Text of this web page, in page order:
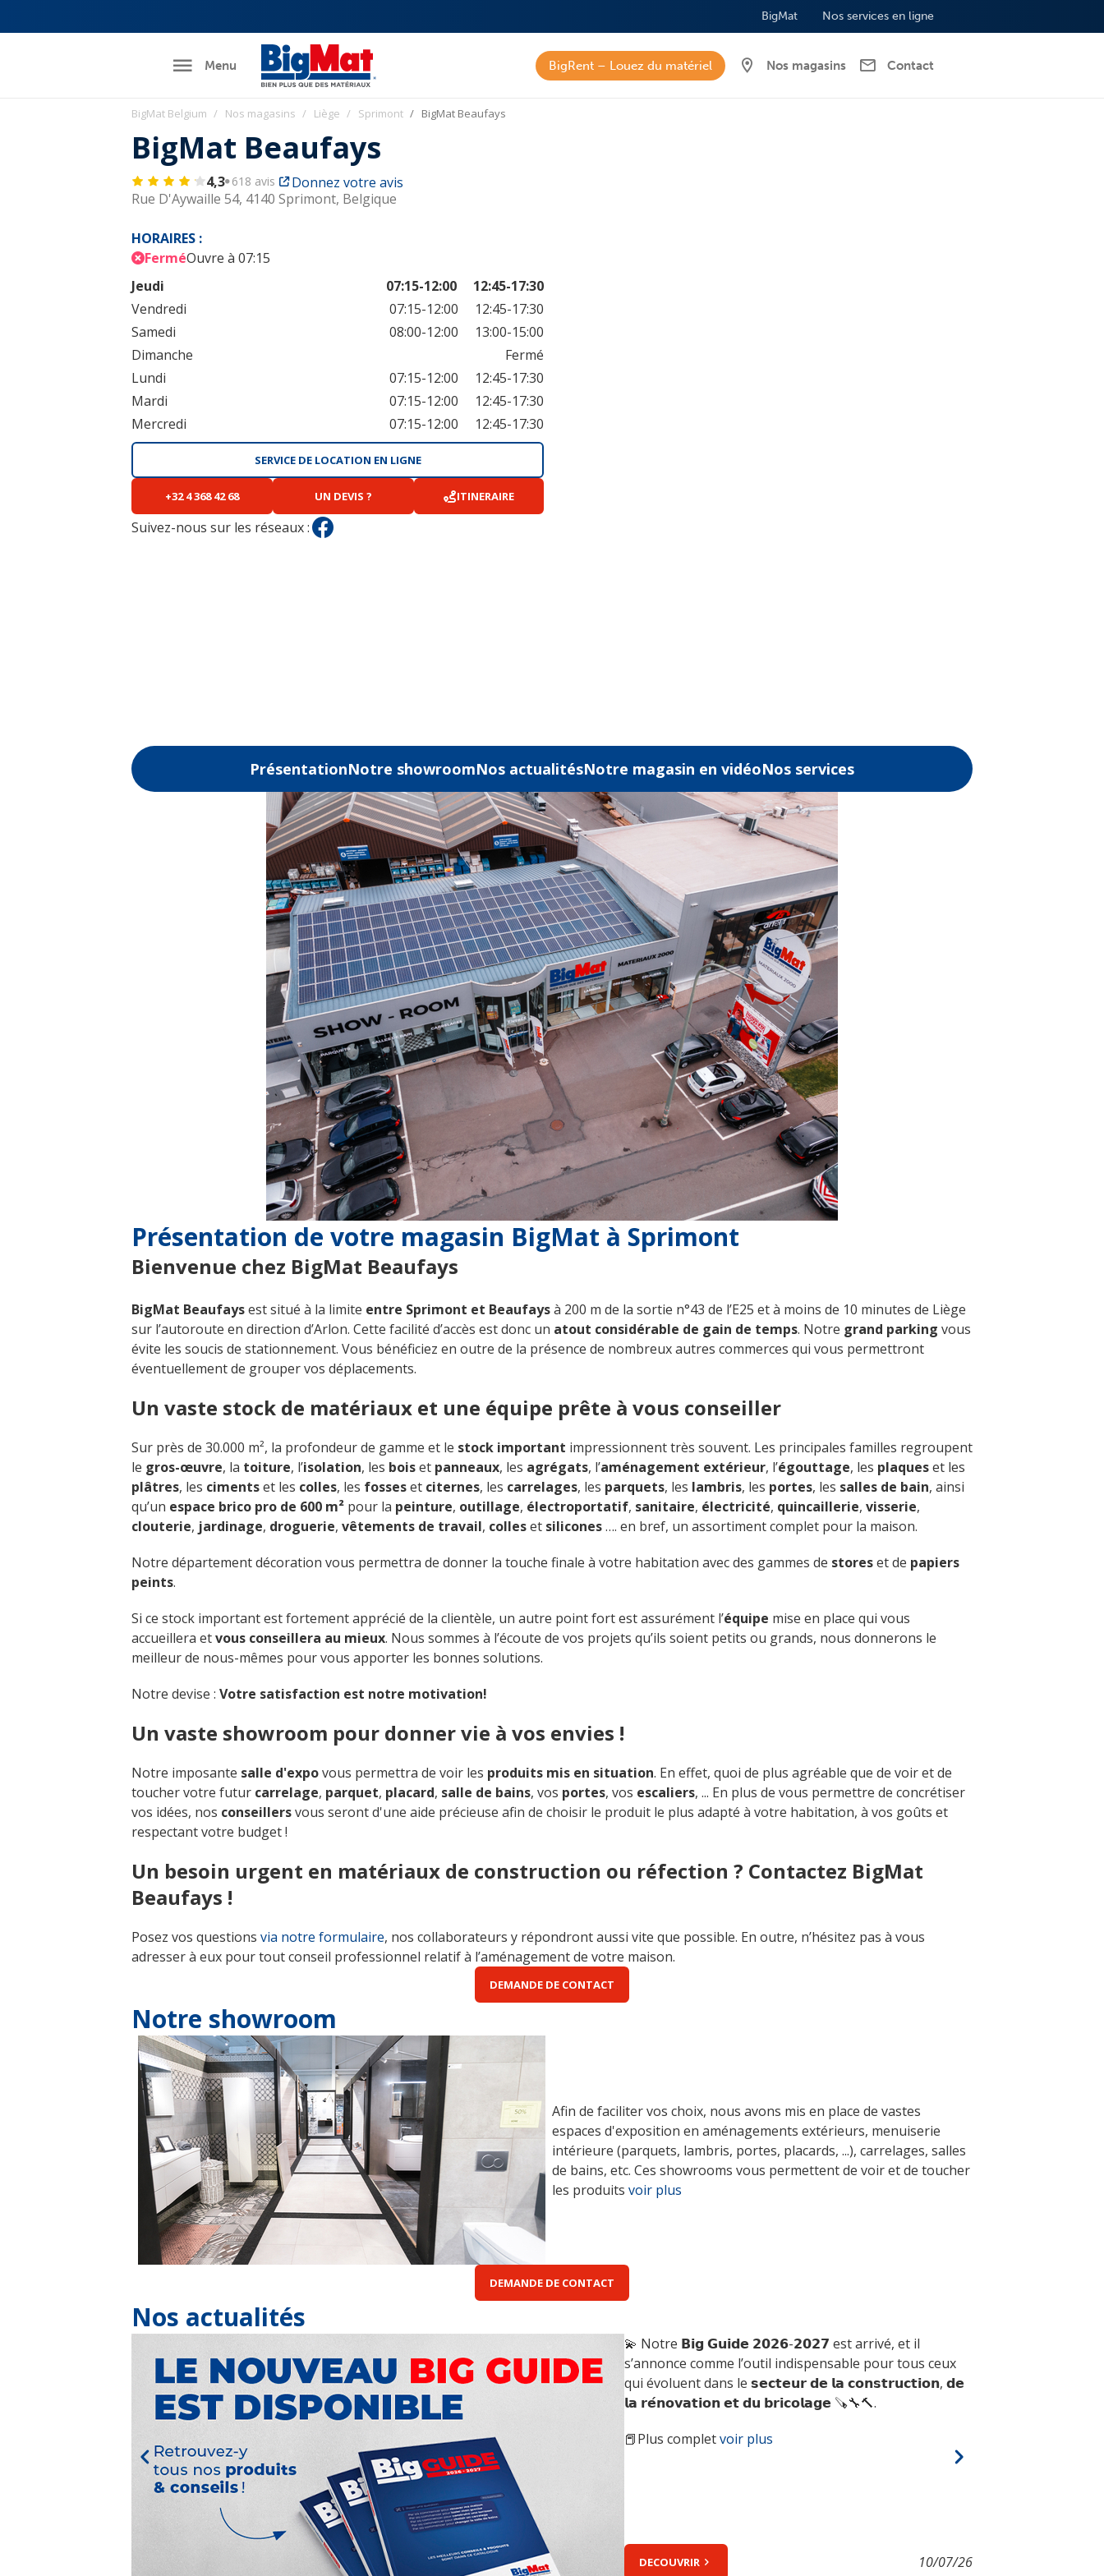
BigMat Nos services en ligne
Menu Nos magasins Contact
BigRent – Louez du matériel
BigMat Belgium Nos magasins Liège Sprimont BigMat Beaufays
BigMat Beaufays
4,3 618 avis
Donnez votre avis
Rue D'Aywaille 54, 4140 Sprimont, Belgique
HORAIRES :
FerméOuvre à 07:15
Jeudi
07:15-12:00
12:45-17:30
Vendredi
07:15-12:00
12:45-17:30
Samedi
08:00-12:00
13:00-15:00
Dimanche
Fermé
Lundi
07:15-12:00
12:45-17:30
Mardi
07:15-12:00
12:45-17:30
Mercredi
07:15-12:00 12:45-17:30
SERVICE DE LOCATION EN LIGNE
+32 4 368 42 68 UN DEVIS ? ITINERAIRE
Suivez-nous sur les réseaux :
PrésentationNotre showroomNos actualitésNotre magasin en vidéoNos services
Présentation de votre magasin BigMat à Sprimont
Bienvenue chez BigMat Beaufays
BigMat Beaufaysest situé à la limite entre Sprimont et Beaufaysà 200 m de la sortie n°43 de l’E25 et à moins de 10 minutes de Liège
sur l’autoroute en direction d’Arlon. Cette facilité d’accès est donc un atout considérable de gain de temps. Notre grand parking vous
évite les soucis de stationnement. Vous bénéficiez en outre de la présence de nombreux autres commerces qui vous permettront
éventuellement de grouper vos déplacements.
Un vaste stock de matériaux et une équipe prête à vous conseiller
Sur près de 30.000 m², la profondeur de gamme et le stock important impressionnent très souvent. Les principales familles regroupent
le gros-œuvre, la toiture, l’isolation, les boiset panneaux, les agrégats, l’aménagement extérieur, l’égouttage, les plaqueset les
plâtres, les cimentset les colles, les fosseset citernes, les carrelages, les parquets, les lambris, les portes, les salles de bain, ainsi
qu’un espace brico pro de 600 m² pour la peinture, outillage, électroportatif, sanitaire, électricité, quincaillerie, visserie,
clouterie, jardinage, droguerie, vêtements de travail, colleset silicones…. en bref, un assortiment complet pour la maison.
Notre département décoration vous permettra de donner la touche finale à votre habitation avec des gammes de storeset de papiers
peints.
Si ce stock important est fortement apprécié de la clientèle, un autre point fort est assurément l’équipe mise en place qui vous
accueillera etvous conseillera au mieux. Nous sommes à l’écoute de vos projets qu’ils soient petits ou grands, nous donnerons le
meilleur de nous-mêmes pour vous apporter les bonnes solutions.
Notre devise : Votre satisfaction est notre motivation!
Un vaste showroom pour donner vie à vos envies !
Notre imposante salle d'expovous permettra de voir les produits mis en situation. En effet, quoi de plus agréable que de voir et de
toucher votre futur carrelage, parquet, placard, salle de bains, vos portes, vos escaliers, ... En plus de vous permettre de concrétiser
vos idées, nos conseillersvous seront d'une aide précieuse afin de choisir le produit le plus adapté à votre habitation, à vos goûts et
respectant votre budget !
Un besoin urgent en matériaux de construction ou réfection ? Contactez BigMat
Beaufays !
Posez vos questions via notre formulaire, nos collaborateurs y répondront aussi vite que possible. En outre, n’hésitez pas à vous
adresser à eux pour tout conseil professionnel relatif à l’aménagement de votre maison.
DEMANDE DE CONTACT
Notre showroom
Afin de faciliter vos choix, nous avons mis en place de vastes
espaces d'exposition en aménagements extérieurs, menuiserie
intérieure (parquets, lambris, portes, placards, ...), carrelages, salles
de bains, etc. Ces showrooms vous permettent de voir et de toucher
les produits voir plus
DEMANDE DE CONTACT
Nos actualités
💫 Notre 𝗕𝗶𝗴 𝗚𝘂𝗶𝗱𝗲 𝟮𝟬𝟮𝟲-𝟮𝟬𝟮𝟳 est arrivé, et il
s’annonce comme l’outil indispensable pour tous ceux
qui évoluent dans le 𝘀𝗲𝗰𝘁𝗲𝘂𝗿 𝗱𝗲 𝗹𝗮 𝗰𝗼𝗻𝘀𝘁𝗿𝘂𝗰𝘁𝗶𝗼𝗻, 𝗱𝗲
𝗹𝗮 𝗿𝗲́𝗻𝗼𝘃𝗮𝘁𝗶𝗼𝗻 𝗲𝘁 𝗱𝘂 𝗯𝗿𝗶𝗰𝗼𝗹𝗮𝗴𝗲 🪚🔧🔨.
📕Plus completvoir plus
DECOUVRIR 10/07/26